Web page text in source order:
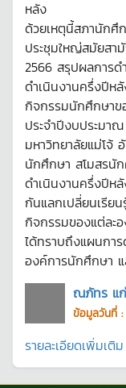
หลัง
ด้วยเหตุนี้สภานักศึ
ประชุมใหญ่สมัยส
2566 สรุปผลการด
ดำเนินงานครึ่งปีห
กิจกรรมนักศึกษาข
ประจำปีงบประมา
มหาวิทยาลัยแม่โจ้
นักศึกษา สโมสรนัก
ดำเนินงานครึ่งปีห
กันแลกเปลี่ยนเรีย
กิจกรรมของแต่ละ
ได้ทราบถึงแผนกา
องค์การนักศึกษา
ณภัทร แ
ข้อมูลวันที่ :
รายละเอียดเพิ่มเติม